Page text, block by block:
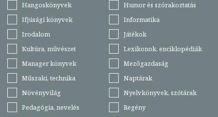
Hangoskönyvek
Humor és szórakoztatás
Ifjúsági könyvek
Informatika
Irodalom
Játékok
Kultúra, művészet
Lexikonok, enciklopédiák
Manager könyvek
Mezőgazdaság
Műszaki, technika
Naptárak
Növényvilág
Nyelvkönyvek, szótárak
Pedagógia, nevelés
Regény